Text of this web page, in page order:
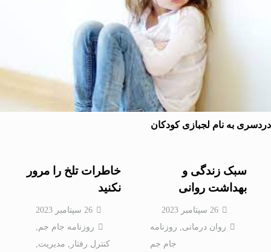
به نام لجبازی کودکان
سبک زندگی و
بهداشت روانی
26 سپتامبر 2023
روان درمانی,روزنامه
جام جم
خاطرات تلخ را مرور
نكنید
26 سپتامبر 2023
روزنامه جام جم,
کنترل رفتار ,مدیریت,